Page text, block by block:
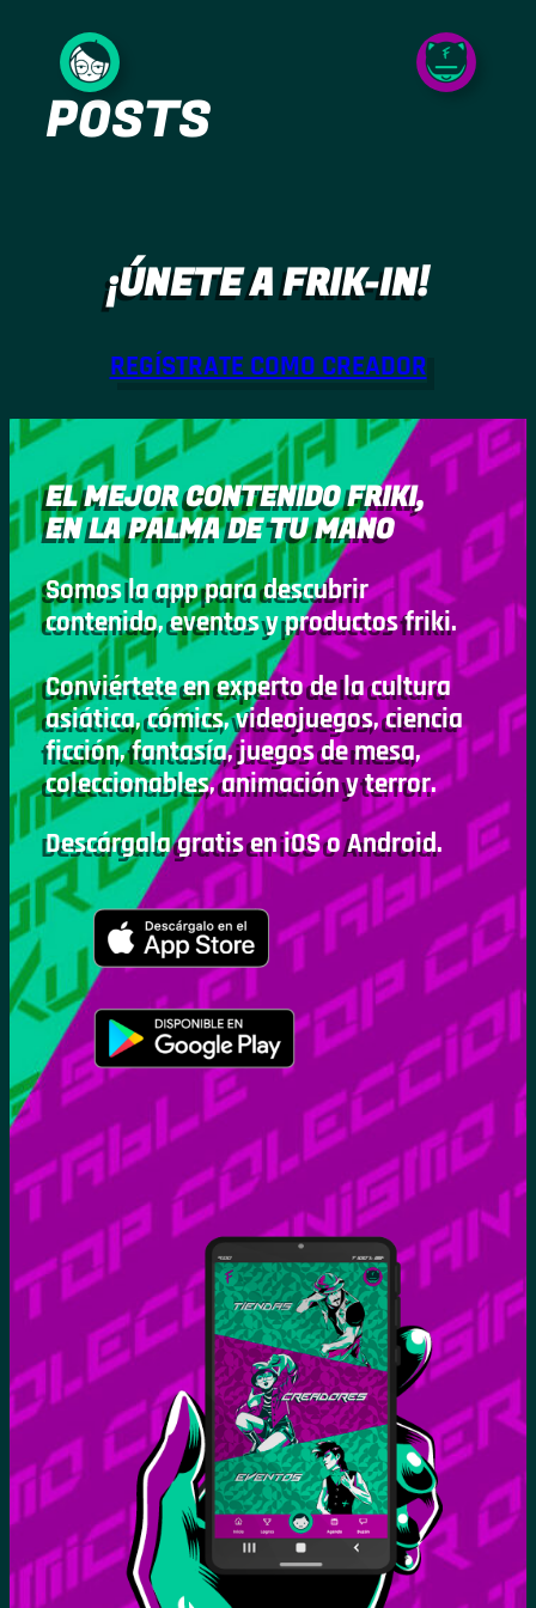
contenido
POSTS
¡ÚNETE A FRIK-IN!
REGÍSTRATE COMO CREADOR
EL MEJOR CONTENIDO FRIKI,
EN LA PALMA DE TU MANO
Somos la app para descubrir
contenido, eventos y productos friki.
Conviértete en experto de la cultura
asiática, cómics, videojuegos, ciencia
ficción, fantasía, juegos de mesa,
coleccionables, animación y terror.
Descárgala gratis en iOS o Android.